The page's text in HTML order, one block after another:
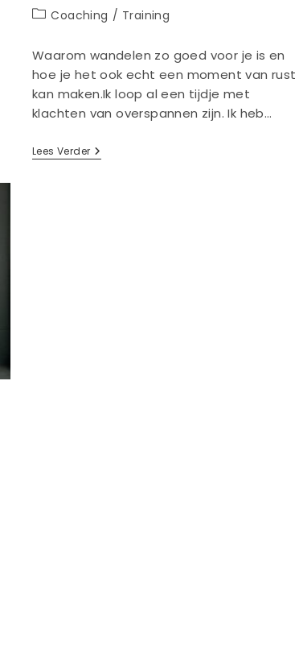
Berichtcategorie:
Coaching / Training
Waarom wandelen zo goed voor je is en
hoe je het ook echt een moment van rust
kan maken.Ik loop al een tijdje met
klachten van overspannen zijn. Ik heb…
Lees VerderWaarom
Is